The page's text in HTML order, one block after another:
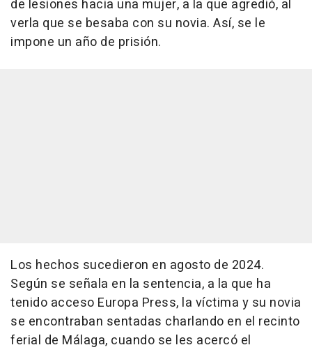
de lesiones hacia una mujer, a la que agredió, al
verla que se besaba con su novia. Así, se le
impone un año de prisión.
Los hechos sucedieron en agosto de 2024.
Según se señala en la sentencia, a la que ha
tenido acceso Europa Press, la víctima y su novia
se encontraban sentadas charlando en el recinto
ferial de Málaga, cuando se les acercó el